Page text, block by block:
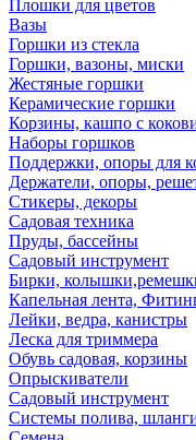
Плошки для цветов
Вазы
Горшки из стекла
Горшки, вазоны, миски
Жестяные горшки
Керамические горшки
Корзины, кашпо с
Наборы горшков
Поддержки, опоры для
Держатели, опоры,
Стикеры, декоры
Садовая техника
Пруды, бассейны
Садовый инструмент
Бирки,
Капельная лента,
Лейки, ведра, канистры
Леска для триммера
Обувь садовая, корзины
Опрыскиватели
Садовый инструмент
Системы полива,